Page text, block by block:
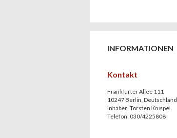
INFORMATIONEN
Kontakt
Frankfurter Allee 111
10247Berlin, Deutschland
Inhaber:Torsten Knispel
Telefon: 030/4225808